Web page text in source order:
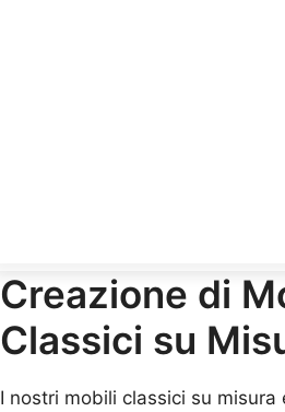
Creazione di
Classici su
I nostri mobili classici su misura